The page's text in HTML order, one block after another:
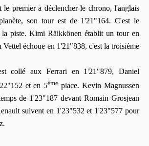
premier a déclencher le chrono, l'anglais
son tour est de 1'21"164. C'est le
la piste. Kimi Räikkönen établit un tour en
Vettel échoue en 1'21"838, c'est la troisième
collé aux Ferrari en 1'21"879, Daniel
et en 5ème place. Kevin Magnussen
de 1'23"187 devant Romain Grosjean
suivent en 1'23"532 et 1'23"577 pour